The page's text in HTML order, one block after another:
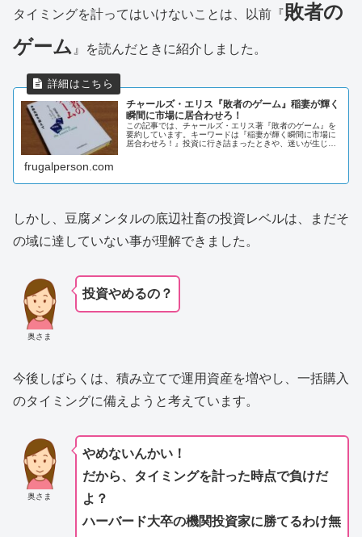
タイミングを計ってはいけないことは、以前『敗者の
ゲーム 』を読んだときに紹介しました。
チャールズ・エリス『敗者のゲーム』稲妻が輝く
瞬間に市場に居合わせろ！
この記事では、チャールズ・エリス著『敗者のゲーム』を
要約しています。キーワードは『稲妻が輝く瞬間に市場に
居合わせろ！』投資に行き詰まったときや、迷いが生じた
frugalperson.com
しかし、豆腐メンタルの底辺社畜の投資レベルは、まだそ
の域に達していない事が理解できました。
奥さま
投資やめるの？
今後しばらくは、積み立てで運用資産を増やし、一括購入
のタイミングに備えようと考えています。
奥さま
やめないんかい！
だから、タイミングを計った時点で負けだ
よ？
ハーバード大卒の機関投資家に勝てるわけ無